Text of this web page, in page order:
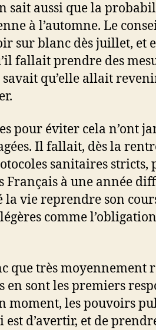
sait aussi que la
à l’automne. Le
sur blanc dès juillet, et
fallait prendre des
qu’elle allait
pour éviter cela n’ont
Il fallait, dès la
sanitaires stricts,
Français à une année
la vie reprendre son
comme
que très moyennement
en sont les premiers
moment, les pouvoirs
d’avertir, et de